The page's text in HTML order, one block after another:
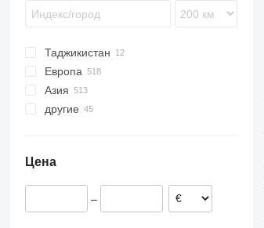
DV
HC
HD
HW
Таджикистан
Европа
Нидерланды
Германия
Литва
Великобритания
Азия
Китай
Турция
Азербайджан
другие
Перу
Марокко
Цена
–